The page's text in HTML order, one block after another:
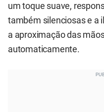
um toque suave,
também silenciosas e a
a aproximação das
automaticamente.